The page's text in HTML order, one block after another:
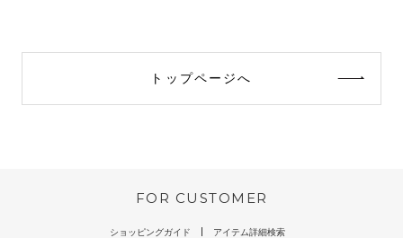
トップページへ
FOR CUSTOMER
ショッピングガイド アイテム詳細検索